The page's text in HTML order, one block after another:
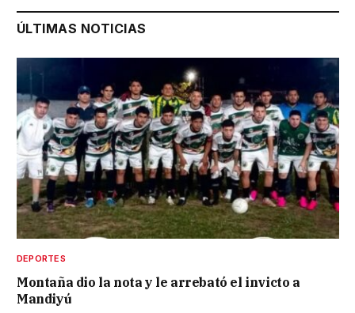
ÚLTIMAS NOTICIAS
DEPORTES
Montaña dio la nota y le arrebató el invicto a
Mandiyú